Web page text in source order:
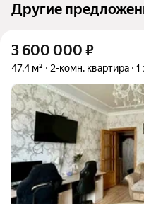
Другие
3 600 000 ₽
47,4 м² 2-комн. квартира 1